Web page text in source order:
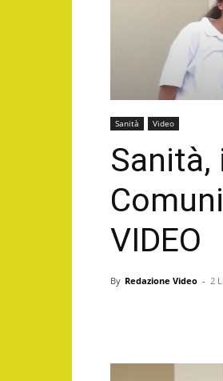
Sanità Video
Sanità,
VIDEO
By Redazione Video - 2